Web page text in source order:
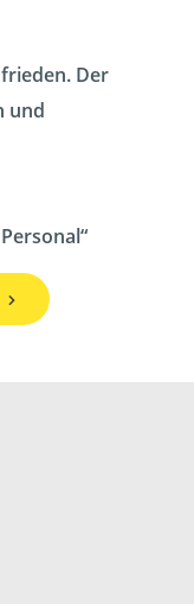
Der
und